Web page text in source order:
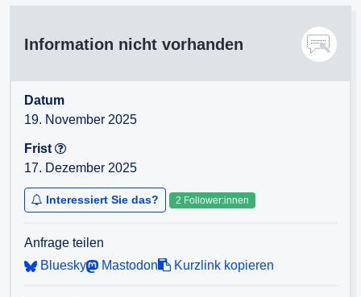
Information nicht vorhanden
Datum
19. November 2025
Frist
17. Dezember 2025
Interessiert Sie das? 2 Follower:innen
Anfrage teilen
Bluesky
Mastodon Kurzlink kopieren